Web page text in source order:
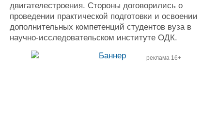
двигателестроения. Стороны договорились о
проведении практической подготовки и освоении
дополнительных компетенций студентов вуза в
научно-исследовательском институте ОДК.
реклама 16+